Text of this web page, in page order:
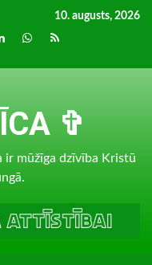
10. augusts, 2026
whatsapp
RSS
✞
ir mūžīga dzīvība Kristū